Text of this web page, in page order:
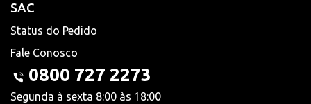
SAC
Status do Pedido
Fale Conosco
0800 727 2273
Segunda à sexta 8:00 às 18:00